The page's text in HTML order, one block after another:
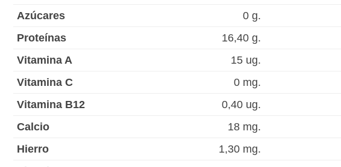
Azúcares
0 g.
Proteínas
16,40 g.
Vitamina A
15 ug.
Vitamina C
0 mg.
Vitamina B12
0,40 ug.
Calcio
18 mg.
Hierro
1,30 mg.